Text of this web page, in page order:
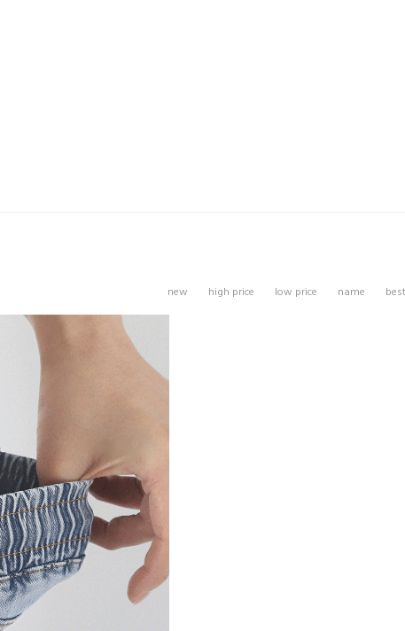
new high price low price name best